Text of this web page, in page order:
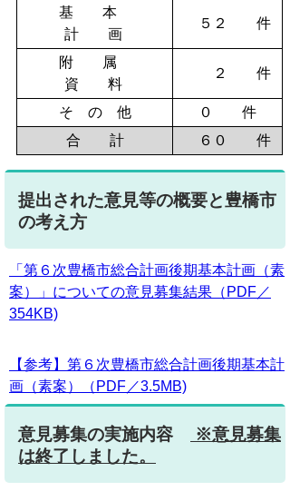
基 本
計 画
５２ 件
附 属
資 料
２ 件
そ の 他
０ 件
合 計
６０ 件
提出された意見等の概要と豊橋市
の考え方
「第６次豊橋市総合計画後期基本計画（素
案）」についての意見募集結果（PDF／
354KB)
【参考】第６次豊橋市総合計画後期基本計
画（素案）（PDF／3.5MB)
意見募集の実施内容
※意見募集
は終了しました。